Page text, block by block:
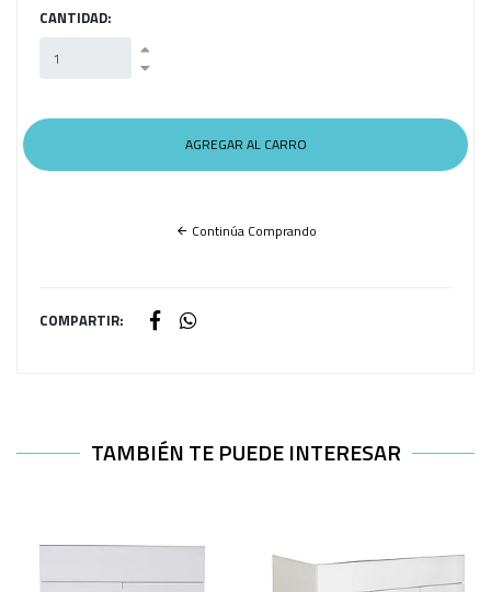
CANTIDAD:
Continúa Comprando
COMPARTIR:
TAMBIÉN TE PUEDE INTERESAR